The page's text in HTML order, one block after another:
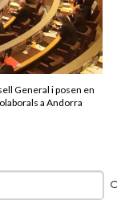
General i posen en
a Andorra